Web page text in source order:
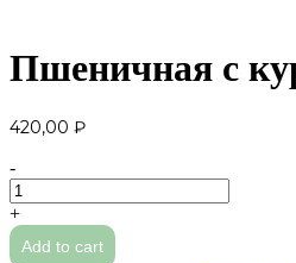
Пшеничная с
420,00 ₽
-
Пшеничная
с
курицей
quantity
+
Add to cart